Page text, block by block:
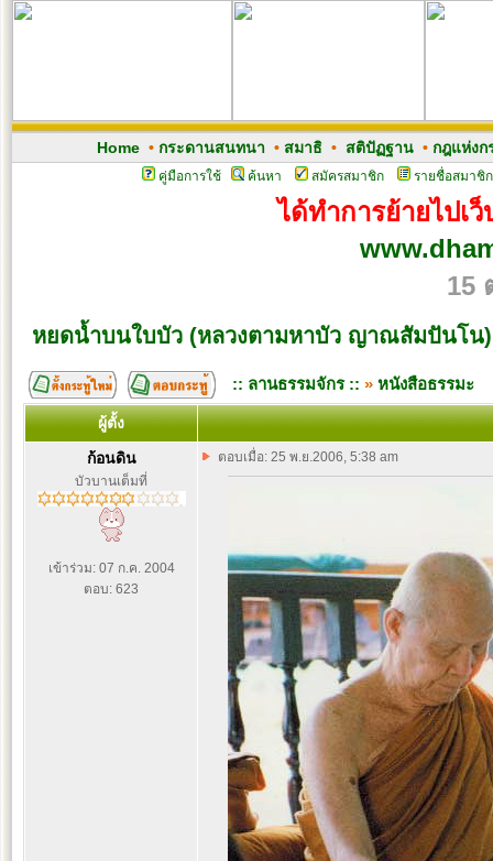
Home• กระดานสนทนา • สมาธิ• สติปัฏฐาน• กฎแห่งก
คู่มือการใช้ ค้นหา สมัครสมาชิก รายชื่อสมาชิก
ได้ทำการย้ายไปเ
15
หยดน้ำบนใบบัว (หลวงตามหาบัว ญาณสัมปันโน)
:: ลานธรรมจักร :: » หนังสือธรรมะ
ผู้ตั้ง
ก้อนดิน
บัวบานเต็มที่
เข้าร่วม: 07 ก.ค. 2004
ตอบ: 623
ตอบเมื่อ: 25 พ.ย.2006, 5:38 am